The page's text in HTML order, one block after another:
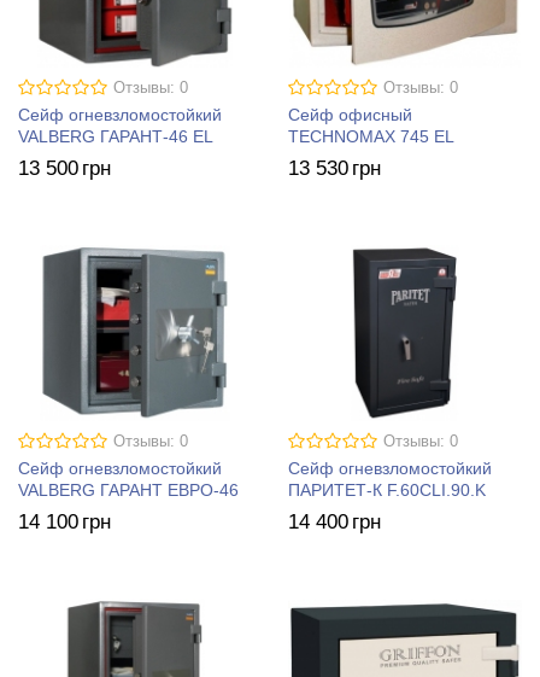
Отзывы: 0
Сейф огневзломостойкий
VALBERG ГАРАНТ-46 EL
13 500 грн
Отзывы: 0
Сейф офисный
TECHNOMAX 745 EL
13 530 грн
Отзывы: 0
Сейф огневзломостойкий
VALBERG ГАРАНТ ЕВРО-46
14 100 грн
Отзывы: 0
Сейф огневзломостойкий
ПАРИТЕТ-К F.60CLI.90.K
14 400 грн